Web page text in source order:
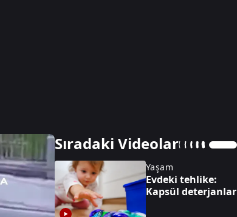
Sıradaki Videolar
Yaşam
Evdeki tehlike:
Kapsül deterjanlar